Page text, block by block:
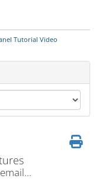
Tutorial Video